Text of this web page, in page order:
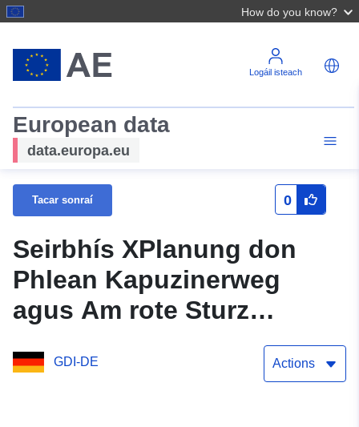
How do you know?
Logáil isteach
European data
data.europa.eu
Tacar sonraí 0
Seirbhís XPlanung don
Phlean Kapuzinerweg
agus Am rote Sturz
GDI-DE Actions